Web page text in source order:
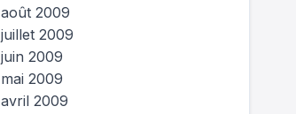
août 2009
juillet 2009
juin 2009
mai 2009
avril 2009